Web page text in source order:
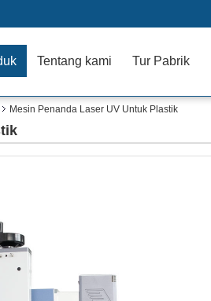
Tentang kami Tur Pabrik
Mesin Penanda Laser UV Untuk Plastik